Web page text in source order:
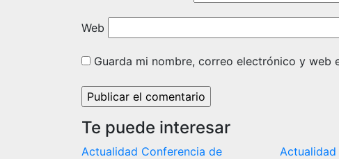
Web
Guarda mi nombre, correo electrónico y web
Te puede interesar
Actualidad Conferencia de
Actualidad